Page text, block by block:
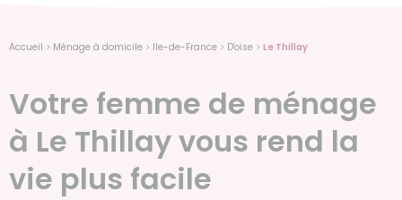
Accueil > Ménage à domicile > Ile-de-France > D'oise > Le Thillay
Votre femme de ménage
à Le Thillay vous rend la
vie plus facile